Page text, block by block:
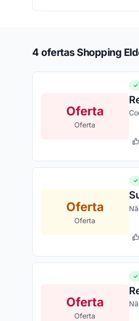
4 ofertas Shopping
Oferta
Oferta
Oferta
Oferta
Oferta
Oferta